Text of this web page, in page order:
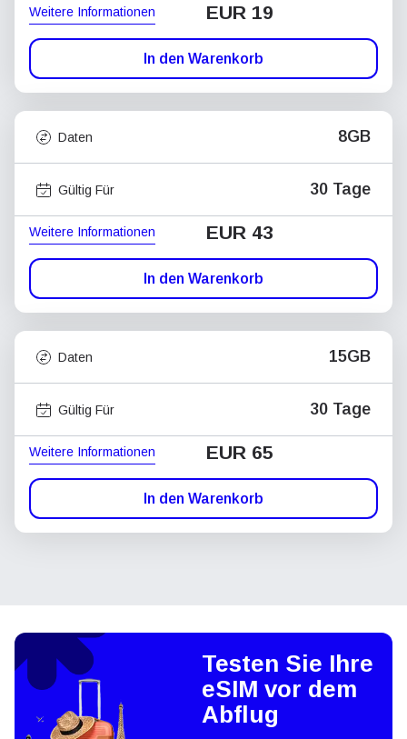
Weitere Informationen EUR 19
In den Warenkorb
Daten 8GB
Gültig Für 30 Tage
Weitere Informationen EUR 43
In den Warenkorb
Daten 15GB
Gültig Für 30 Tage
Weitere Informationen EUR 65
In den Warenkorb
Testen Sie Ihre
eSIM vor dem
Abflug